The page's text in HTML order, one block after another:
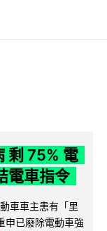
剩 75% 電
電車指令
車車主患有「里
申已廢除電動車強